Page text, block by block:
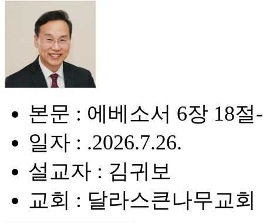
본문 : 에베소서 6장 18절
일자 : .2026.7.26.
설교자 : 김귀보
교회 : 달라스큰나무교회